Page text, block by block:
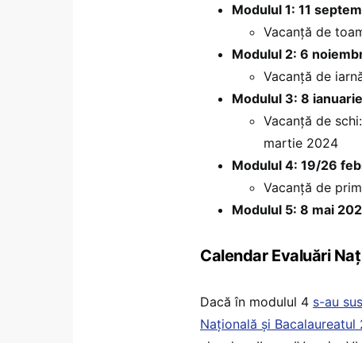
Modulul 1: 11
Vacanță de
Modulul 2: 6
Vacanță de
Modulul 3: 8
Vacanță de
martie 2024
Modulul 4: 19/26
Vacanță de
Modulul 5: 8 mai
Calendar Evaluări
Dacă în modulul 4 s-au
Națională și Bacalaureatul